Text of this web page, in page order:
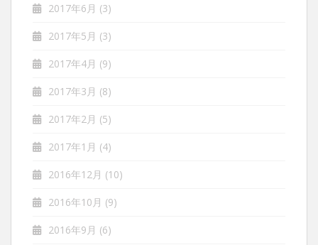
2017年6月 (3)
2017年5月 (3)
2017年4月 (9)
2017年3月 (8)
2017年2月 (5)
2017年1月 (4)
2016年12月 (10)
2016年10月 (9)
2016年9月 (6)